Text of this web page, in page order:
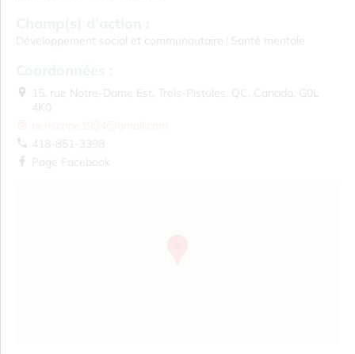
Développement social et communautaire Santé mentale
15, rue Notre-Dame Est, Trois-Pistoles, QC, Canada, G0L
4K0
418-851-3398
Page Facebook